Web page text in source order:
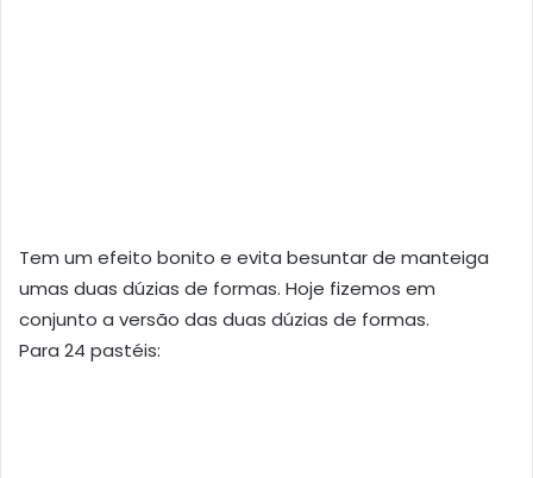
Tem um efeito bonito e evita besuntar de manteiga
umas duas dúzias de formas. Hoje fizemos em
conjunto a versão das duas dúzias de formas.
Para 24 pastéis: